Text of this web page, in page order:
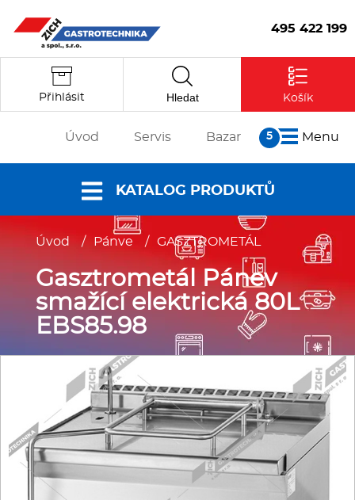
495 422 199
Přihlásit Hledat Košík
Úvod Servis Bazar
Reference
Partneři
Kontakt
Menu
KATALOG PRODUKTŮ
Nabídky a
katalogy
Dokumenty ke
stažení
Vstoupit
Fritézy
Pánve
Gastronádoby
Úvod / Pánve / GASZTROMETÁL
Gasztrometál Pánev
smažící elektrická 80L
EBS85.98